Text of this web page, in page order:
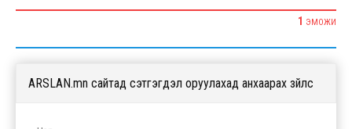
1 ЭМОЖИ
ARSLAN.mn сайтад сэтгэгдэл оруулахад анхаарах зүйлс